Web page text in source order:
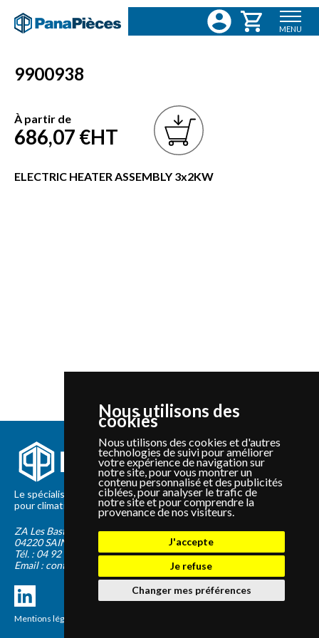
Nous utilisons des
cookies
Nous utilisons des cookies et d'autres
technologies de suivi pour améliorer
votre expérience de navigation sur
notre site, pour vous montrer un
contenu personnalisé et des publicités
ciblées, pour analyser le trafic de
notre site et pour comprendre la
provenance de nos visiteurs.
J'accepte
Je refuse
Changer mes préférences
MENU
9900938
À partir de
686,07 €HT
ELECTRIC HEATER ASSEMBLY 3x2KW
Le spécialiste depuis 2012 de la vente de pièces détachées
pour climatisation et Pompe à Chaleur Panasonic et Sanyo
ZA Les Bastides Blanches
04220 SAINTE-TULLE
Tél. : 04 92 75 89 55
Email : contact@panapieces.com
Mentions légales